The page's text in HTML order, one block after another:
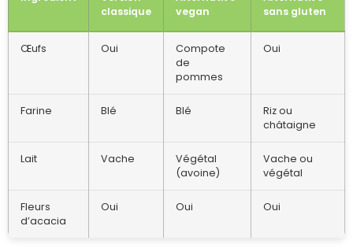
classique
vegan
sans gluten
Œufs Oui
Compote
de
pommes
Oui
Farine Blé Blé
Riz ou
châtaigne
Lait Vache
Végétal
(avoine)
Vache ou
végétal
Fleurs
d’acacia
Oui Oui Oui